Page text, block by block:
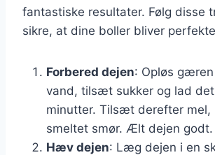
fantastiske resultater. Følg disse
sikre, at dine boller bliver
Forbered dejen: Opløs
vand, tilsæt sukker og lad
minutter. Tilsæt derefter mel,
smeltet smør. Ælt dejen godt.
Hæv dejen: Læg dejen i en